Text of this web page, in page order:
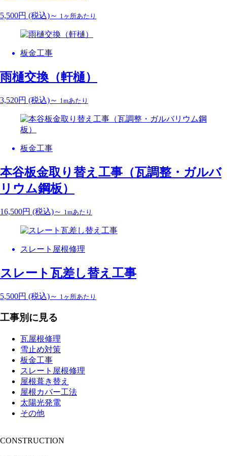
5,500円 (税込)～ 1ヶ所あたり
板金工事
雨樋交換（軒樋）
3,520円 (税込)～ 1mあたり
板金工事
本谷板金取り替え工事（瓦調整・ガルバ
リウム鋼板）
16,500円 (税込)～ 1mあたり
スレート屋根修理
スレート瓦差し替え工事
5,500円 (税込)～ 1ヶ所あたり
工事別に見る
瓦屋根修理
雪止め対策
板金工事
スレート屋根修理
屋根葺き替え
屋根カバー工法
太陽光発電
その他
CONSTRUCTION